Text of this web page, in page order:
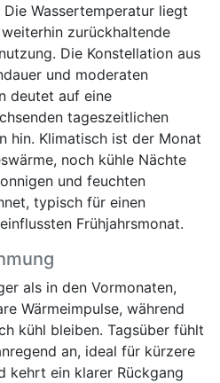
Wassertemperatur liegt
zurückhaltende
Die Konstellation aus
und moderaten
deutet auf eine
tageszeitlichen
hin. Klimatisch ist der Monat
noch kühle Nächte
und feuchten
typisch für einen
Frühjahrsmonat.
als in den Vormonaten,
Wärmeimpulse, während
kühl bleiben. Tagsüber fühlt
an, ideal für kürzere
kehrt ein klarer Rückgang